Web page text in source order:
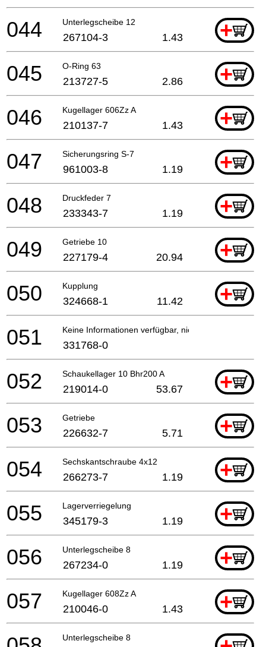
Unterlegscheibe 12 +
044 267104-3 1.43
O-Ring 63 +
045 213727-5 2.86
Kugellager 606Zz A +
046 210137-7 1.43
Sicherungsring S-7 +
047 961003-8 1.19
Druckfeder 7 +
048 233343-7 1.19
Getriebe 10 +
049 227179-4 20.94
Kupplung +
050 324668-1 11.42
Keine Informationen verfügbar, nicht bestellbar
051 331768-0
Schaukellager 10 Bhr200 A +
052 219014-0 53.67
Getriebe +
053 226632-7 5.71
Sechskantschraube 4x12 +
054 266273-7 1.19
Lagerverriegelung +
055 345179-3 1.19
Unterlegscheibe 8 +
056 267234-0 1.19
Kugellager 608Zz A +
057 210046-0 1.43
Unterlegscheibe 8